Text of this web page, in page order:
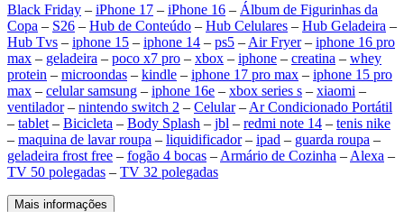
Black Friday – iPhone 17 – iPhone 16 – Álbum de Figurinhas da
Copa – S26 – Hub de Conteúdo – Hub Celulares – Hub Geladeira –
Hub Tvs – iphone 15 – iphone 14 – ps5 – Air Fryer– iphone 16 pro
max – geladeira – poco x7 pro – xbox – iphone – creatina – whey
protein – microondas – kindle – iphone 17 pro max – iphone 15 pro
max – celular samsung – iphone 16e – xbox series s – xiaomi –
ventilador– nintendo switch 2 – Celular– Ar Condicionado Portátil
– tablet – Bicicleta – Body Splash – jbl – redmi note 14 – tenis nike
– maquina de lavar roupa – liquidificador– ipad – guarda roupa –
geladeira frost free – fogão 4 bocas – Armário de Cozinha – Alexa –
TV 50 polegadas – TV 32 polegadas
Mais informações